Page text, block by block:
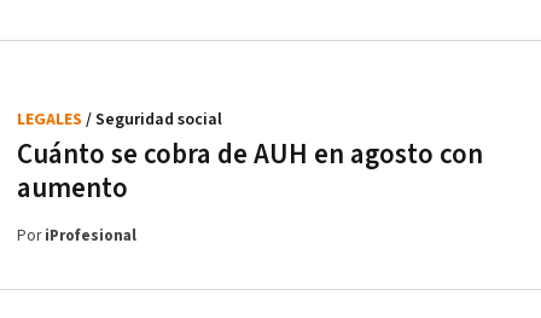
Cuánto se cobra de AUH en agosto con
aumento
LEGALES / Seguridad social
PoriProfesional